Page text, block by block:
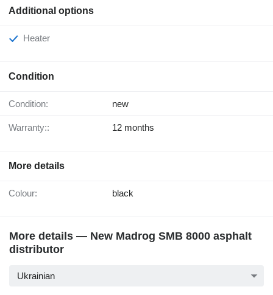
Additional options
Heater
Condition
Condition: new
Warranty:: 12 months
More details
Colour: black
More details — New Madrog SMB 8000 asphalt
distributor
Ukrainian